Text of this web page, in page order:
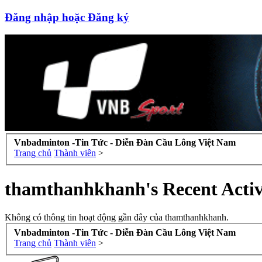
Đăng nhập hoặc Đăng ký
Vnbadminton -Tin Tức - Diễn Đàn Cầu Lông Việt Nam
Trang chủ Thành viên >
thamthanhkhanh's Recent
Không có thông tin hoạt động gần đây của thamthanhkhanh.
Vnbadminton -Tin Tức - Diễn Đàn Cầu Lông Việt Nam
Trang chủ Thành viên >